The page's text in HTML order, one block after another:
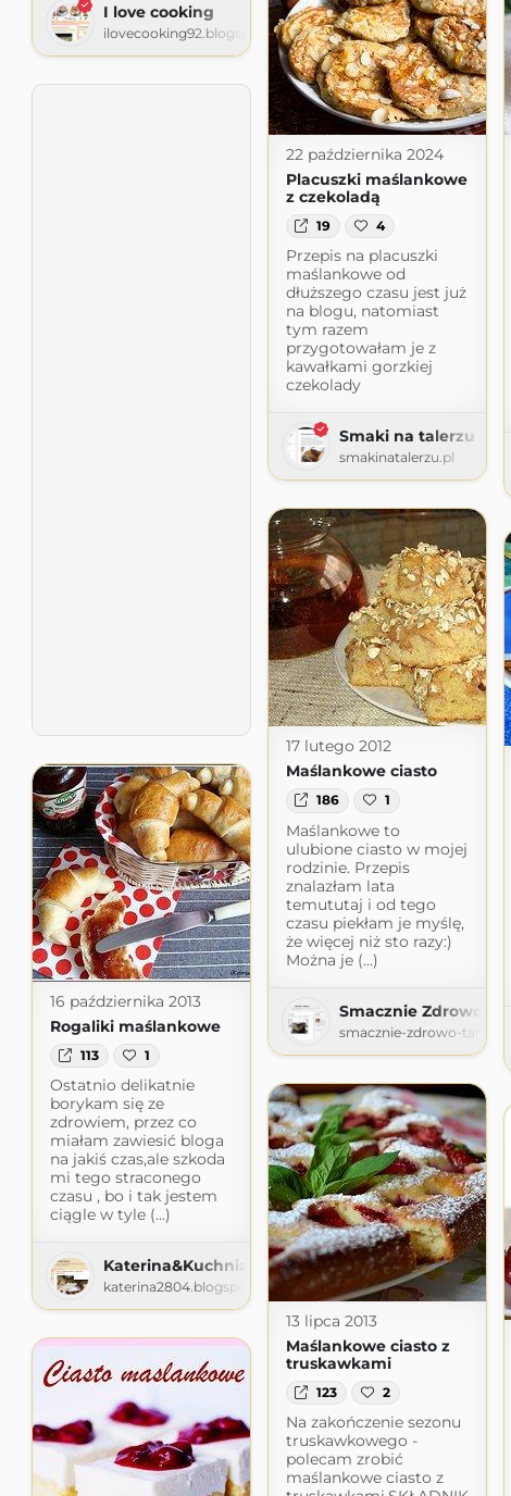
I love cooking
ilovecooking92.blogspot.com
22 października 2024
Placuszki maślankowe
z czekoladą
19 4
Przepis na placuszki
maślankowe od
dłuższego czasu jest już
na blogu, natomiast
tym razem
przygotowałam je z
kawałkami gorzkiej
czekolady
Smaki na talerzu
smakinatalerzu.pl
17 lutego 2012
Maślankowe ciasto
186 1
Maślankowe to
ulubione ciasto w mojej
rodzinie. Przepis
znalazłam lata
temututaj i od tego
czasu piekłam je myślę,
że więcej niż sto razy:)
Można je (...)
Smacznie Zdrowo
smacznie-zdrowo-
16 października 2013
Rogaliki maślankowe
113 1
Ostatnio delikatnie
borykam się ze
zdrowiem, przez co
miałam zawiesić bloga
na jakiś czas,ale szkoda
mi tego straconego
czasu , bo i tak jestem
ciągle w tyle (...)
Katerina&Kuchnia
katerina2804.blogspot.com
13 lipca 2013
Maślankowe ciasto z
truskawkami
123 2
Na zakończenie sezonu
truskawkowego -
polecam zrobić
maślankowe ciasto z